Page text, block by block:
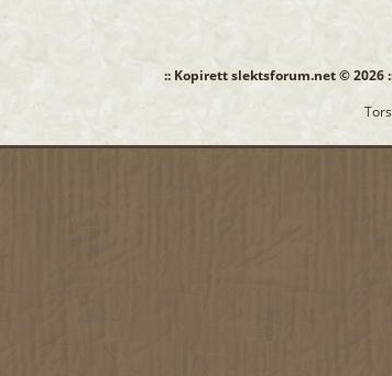
:: Kopirett slektsforum.net © 2026